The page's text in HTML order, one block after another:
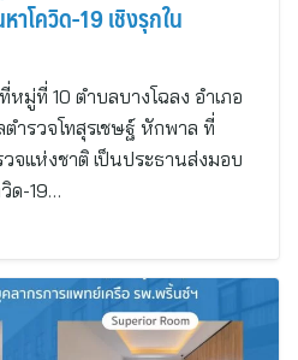
มู่ที่ 10 ตำบลบางโฉลง อำเภอ
ำรวจโทสุรเชษฐ์ หักพาล ที่
จแห่งชาติ เป็นประธานส่งมอบ
ด-19…